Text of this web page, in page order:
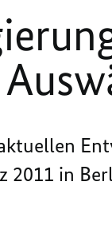
2011 in